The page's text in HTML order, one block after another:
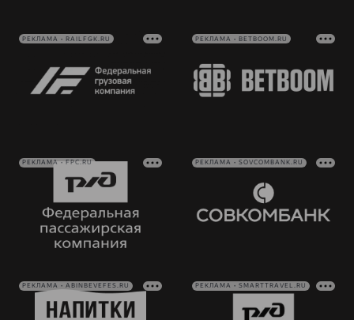
РЕКЛАМА • RAILFGK.RU РЕКЛАМА • BETBOOM.RU
РЕКЛАМА • FPC.RU РЕКЛАМА • SOVCOMBANK.RU
РЕКЛАМА • ABINBEVEFES.RU РЕКЛАМА • SMARTTRAVEL.RU